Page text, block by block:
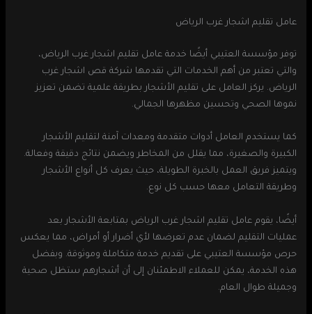
عامل تقليم اشجار غرب الرياض
توفر مؤسسة العتيبي أيضًا خدمة عامل تقليم اشجار غرب الرياض،
والتي تعتبر من أهم الخدمات التي تقدمها شركة قص اشجار غرب
الرياض. يركز العامل على تقليم الأشجار بطريقة علمية تضمن تعزيز
نموها الصحي وتحسين مظهرها الجمالي.
كما يستخدم العامل أدوات متقدمة ومعدات آمنة لتقليم الأشجار
الكبيرة والصغيرة، مما يقلل من المخاطر ويضمن نتائج دقيقة وفعالة.
ويتميز فريق العمل بالخبرة الطويلة، حيث يعرف كل أنواع الأشجار
وطريقة التعامل معها حسب كل نوع.
أيضًا، يقوم عامل تقليم اشجار غرب الرياض بمتابعة الأشجار بعد
عمليات التقليم لضمان عدم تعرضها لأي أضرار أو أمراض، مما يعكس
حرص مؤسسة العتيبي على تقديم خدمة متكاملة وموثوقة. وبفضل
هذه الخدمة، يمكن للعملاء الاطمئنان إلى أن أشجارهم ستظل صحية
وجميلة طوال العام.